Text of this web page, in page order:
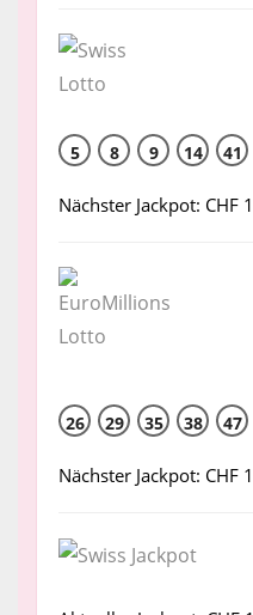
5 8 9 14 41
Nächster Jackpot: CHF
26 29 35 38 47
Nächster Jackpot: CHF